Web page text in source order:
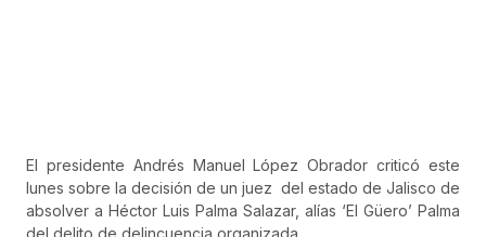
El presidente Andrés Manuel López Obrador criticó este
lunes sobre la decisión de un juez del estado de Jalisco de
absolver a Héctor Luis Palma Salazar, alías ‘El Güero’ Palma
del delito de delincuencia organizada.